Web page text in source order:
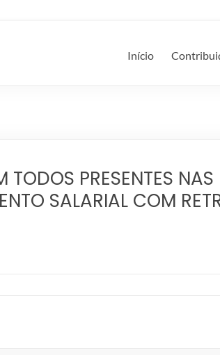
Início
TODOS PRESENTES
SALARIAL COM